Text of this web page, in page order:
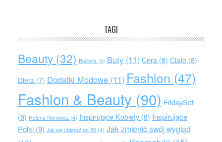
TAGI
Beauty(32) Bielizna(4) Buty(11) Cera(8) Ciało(8)
Dieta(7) Dodatki Modowe(11) Fashion (47)
Fashion & Beauty (90) FridaySet
(8) Helena Norowicz(4) Inspirujące Kobiety(8) Inspirujące
Polki(9) Jak się ubierać po 50(4) Jak zmienić swój wygląd